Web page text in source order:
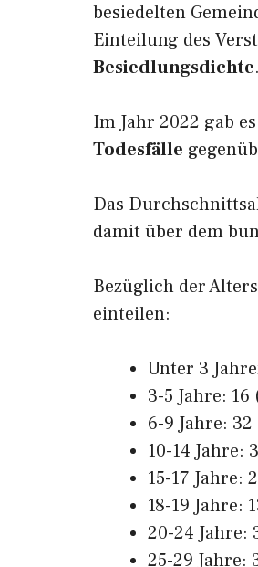
besiedelten
Einteilung des
Besiedlungsdichte.
Im Jahr 2022 gab
Todesfälle
Das
damit über dem
Bezüglich der
einteilen:
Unter 3
3-5 Jahre:
6-9 Jahre:
10-14 Jahre:
15-17 Jahre:
18-19 Jahre:
20-24 Jahre:
25-29 Jahre: